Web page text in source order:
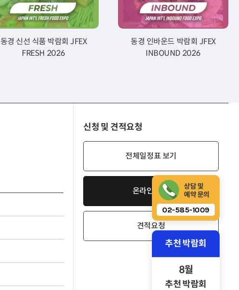
동경 신선 식품 박람회 JFEX
FRESH 2026
동경 인바운드 박람회 JFEX
INBOUND 2026
신청 및 견적요청
전체일정표 보기
온라인 신청
견적요청
상담 및
예약 문의
02-585-1009
추천 박람회
8월
추천 박람회